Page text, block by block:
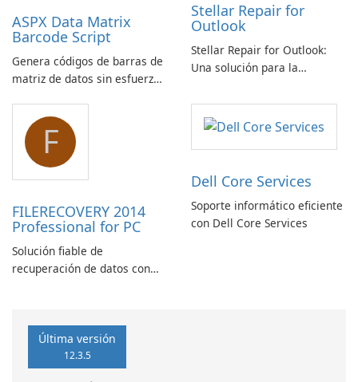
ASPX Data Matrix
Barcode Script
Genera códigos de barras de
matriz de datos sin esfuerzo
barras de matriz de datos
ASPX
Stellar Repair for
Outlook
Stellar Repair for Outlook:
Una solución para la
electrónico
F
FILERECOVERY 2014
Professional for PC
Solución fiable de
recuperación de datos con
Dell Core Services
Soporte informático eficiente
con Dell Core Services
Última versión
12.3.5